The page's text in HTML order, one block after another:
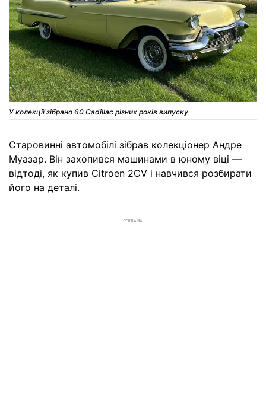
У колекції зібрано 60 Cadillac різних років випуску
Старовинні автомобілі зібрав колекціонер Андре
Муазар. Він захопився машинами в юному віці —
відтоді, як купив Citroen 2CV і навчився розбирати
його на деталі.
РЕКЛАМА